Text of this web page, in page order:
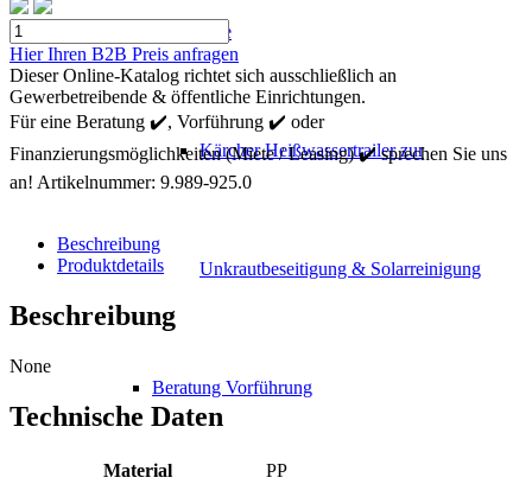
Mietgeräte
Kärcher Heißwassertrailer zur
Unkrautbeseitigung & Solarreinigung
Beratung Vorführung
Kärcher
Zylinder
Buerste
ø
100
mm
F-
DN50
Hier Ihren B2B Preis anfragen
Dieser Online-Katalog richtet sich ausschließlich an
Gewerbetreibende & öffentliche Einrichtungen.
Für eine Beratung ✔️, Vorführung ✔️ oder
Finanzierungsmöglichkeiten (Miete / Leasing) ✔️ sprechen Sie uns
an! Artikelnummer: 9.989-925.0
Beschreibung
Produktdetails
Beschreibung
None
Technische Daten
Material
PP